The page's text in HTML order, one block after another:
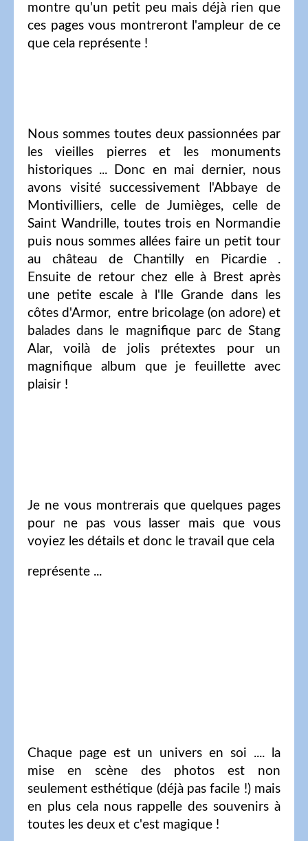
montre qu'un petit peu mais déjà rien que
ces pages vous montreront l'ampleur de ce
que cela représente !
Nous sommes toutes deux passionnées par
les vieilles pierres et les monuments
historiques ... Donc en mai dernier, nous
avons visité successivement l'Abbaye de
Montivilliers, celle de Jumièges, celle de
Saint Wandrille, toutes trois en Normandie
puis nous sommes allées faire un petit tour
au château de Chantilly en Picardie .
Ensuite de retour chez elle à Brest après
une petite escale à l'Ile Grande dans les
côtes d'Armor, entre bricolage (on adore) et
balades dans le magnifique parc de Stang
Alar, voilà de jolis prétextes pour un
magnifique album que je feuillette avec
plaisir !
Je ne vous montrerais que quelques pages
pour ne pas vous lasser mais que vous
voyiez les détails et donc le travail que cela
représente ...
Chaque page est un univers en soi .... la
mise en scène des photos est non
seulement esthétique (déjà pas facile !) mais
en plus cela nous rappelle des souvenirs à
toutes les deux et c'est magique !